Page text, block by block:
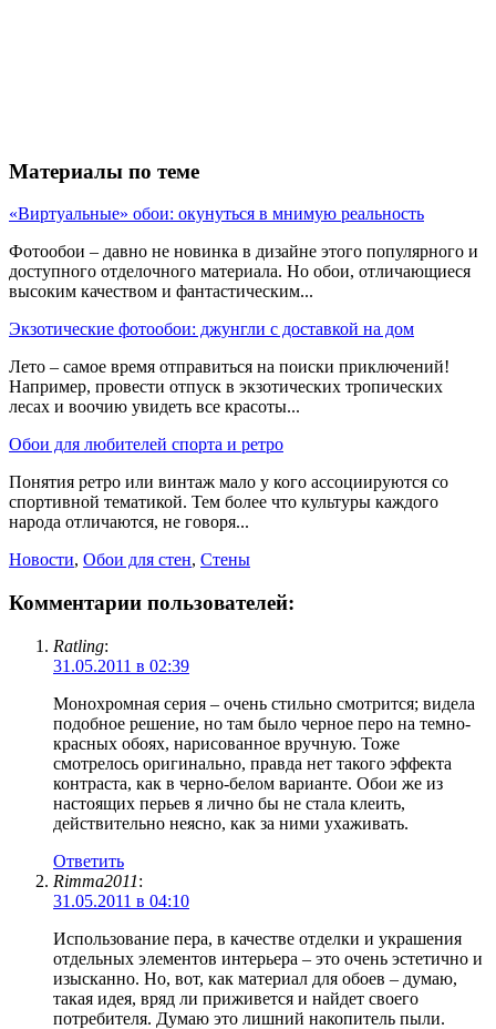
Материалы по теме
«Виртуальные» обои: окунуться в мнимую реальность
Фотообои – давно не новинка в дизайне этого популярного и
доступного отделочного материала. Но обои, отличающиеся
высоким качеством и фантастическим...
Экзотические фотообои: джунгли с доставкой на дом
Лето – самое время отправиться на поиски приключений!
Например, провести отпуск в экзотических тропических
лесах и воочию увидеть все красоты...
Обои для любителей спорта и ретро
Понятия ретро или винтаж мало у кого ассоциируются со
спортивной тематикой. Тем более что культуры каждого
народа отличаются, не говоря...
Новости, Обои для стен, Стены
Комментарии пользователей:
Ratling:
31.05.2011 в 02:39
Монохромная серия – очень стильно смотрится; видела
подобное решение, но там было черное перо на темно-
красных обоях, нарисованное вручную. Тоже
смотрелось оригинально, правда нет такого эффекта
контраста, как в черно-белом варианте. Обои же из
настоящих перьев я лично бы не стала клеить,
действительно неясно, как за ними ухаживать.
Ответить
Rimma2011:
31.05.2011 в 04:10
Использование пера, в качестве отделки и украшения
отдельных элементов интерьера – это очень эстетично и
изысканно. Но, вот, как материал для обоев – думаю,
такая идея, вряд ли приживется и найдет своего
потребителя. Думаю это лишний накопитель пыли.